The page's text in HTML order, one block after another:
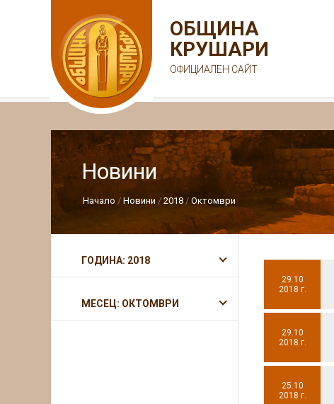
ОБЩИНА
КРУШАРИ
ОФИЦИАЛЕН САЙТ
Новини
Начало Новини 2018 Октомври
29.10
2018 г.
29.10
2018 г.
25.10
2018 г.
ГОДИНА: 2018
МЕСЕЦ: ОКТОМВРИ